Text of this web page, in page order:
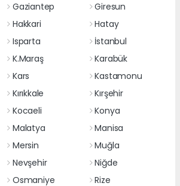
Gaziantep
Giresun
Hakkari
Hatay
Isparta
İstanbul
K.Maraş
Karabük
Kars
Kastamonu
Kırıkkale
Kırşehir
Kocaeli
Konya
Malatya
Manisa
Mersin
Muğla
Nevşehir
Niğde
Osmaniye Rize